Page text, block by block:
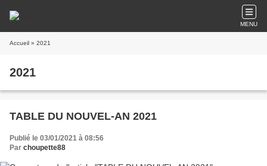
MENU
Accueil » 2021
2021
TABLE DU NOUVEL-AN 2021
Publié le 03/01/2021 à 08:56
Par choupette88